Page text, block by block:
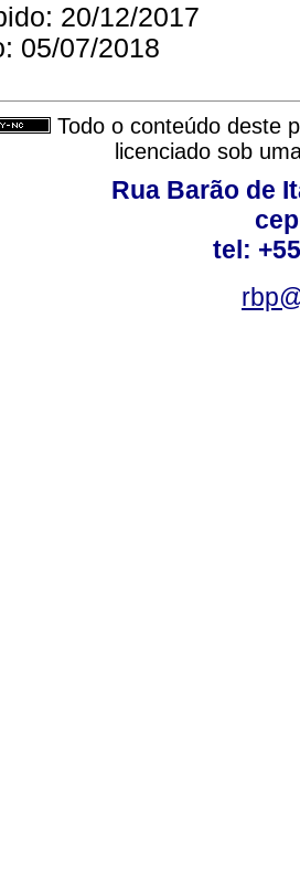
20/12/2017
05/07/2018
Todo o conteúdo deste
licenciado sob
Rua Barão de
tel: